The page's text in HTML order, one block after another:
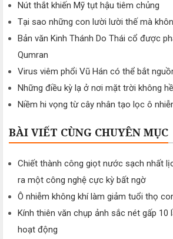
Nút thắt khiến Mỹ tụt hậu tiêm chủng
Tại sao những con lười lười thế mà
Bản văn Kinh Thánh Do Thái cổ được
Qumran
Virus viêm phổi Vũ Hán có thể bắt
Những điều kỳ lạ ở nơi mặt trời không
Niềm hi vọng từ cây nhân tạo lọc ô
BÀI VIẾT CÙNG CHUYÊN MỤC
Chiết thành công giọt nước sạch nhất
ra một công nghệ cực kỳ bất ngờ
Ô nhiễm không khí làm giảm tuổi thọ
Kính thiên văn chụp ảnh sắc nét gấp 10
hoạt động